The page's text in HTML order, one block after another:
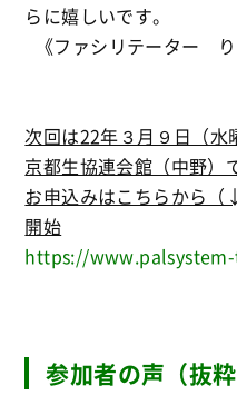
らに嬉しいです。
《ファシリテーター
次回は22年３月９日（
京都生協連会館（中野）
お申込みはこちらから
開始
https://
参加者の声（抜粋